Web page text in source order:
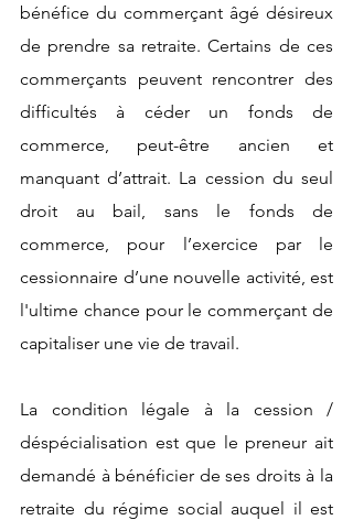
bénéfice du commerçant âgé désireux
de prendre sa retraite. Certains de ces
commerçants peuvent rencontrer des
difficultés à céder un fonds de
commerce, peut-être ancien et
manquant d’attrait. La cession du seul
droit au bail, sans le fonds de
commerce, pour l’exercice par le
cessionnaire d’une nouvelle activité, est
l'ultime chance pour le commerçant de
capitaliser une vie de travail.
La condition légale à la cession /
déspécialisation est que le preneur ait
demandé à bénéficier de ses droits à la
retraite du régime social auquel il est